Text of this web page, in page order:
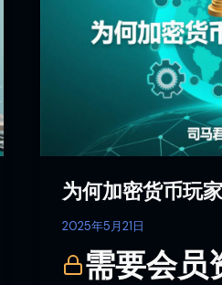
为何加密货币玩
2025年5月21日
需要会员
益
增
多